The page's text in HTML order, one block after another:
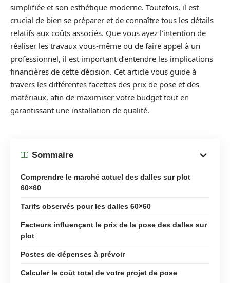
simplifiée et son esthétique moderne. Toutefois, il est
crucial de bien se préparer et de connaître tous les détails
relatifs aux coûts associés. Que vous ayez l’intention de
réaliser les travaux vous-même ou de faire appel à un
professionnel, il est important d’entendre les implications
financières de cette décision. Cet article vous guide à
travers les différentes facettes des prix de pose et des
matériaux, afin de maximiser votre budget tout en
garantissant une installation de qualité.
Sommaire
Comprendre le marché actuel des dalles sur plot
60×60
Tarifs observés pour les dalles 60×60
Facteurs influençant le prix de la pose des dalles sur
plot
Postes de dépenses à prévoir
Calculer le coût total de votre projet de pose